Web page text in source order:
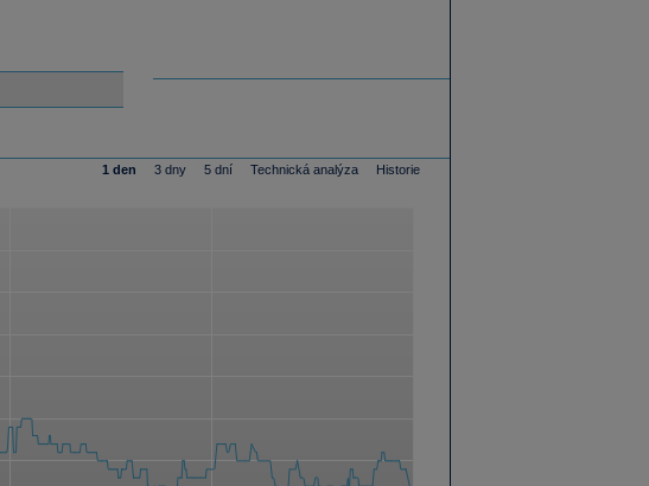
1 den 3 dny 5 dní Technická analýza Historie